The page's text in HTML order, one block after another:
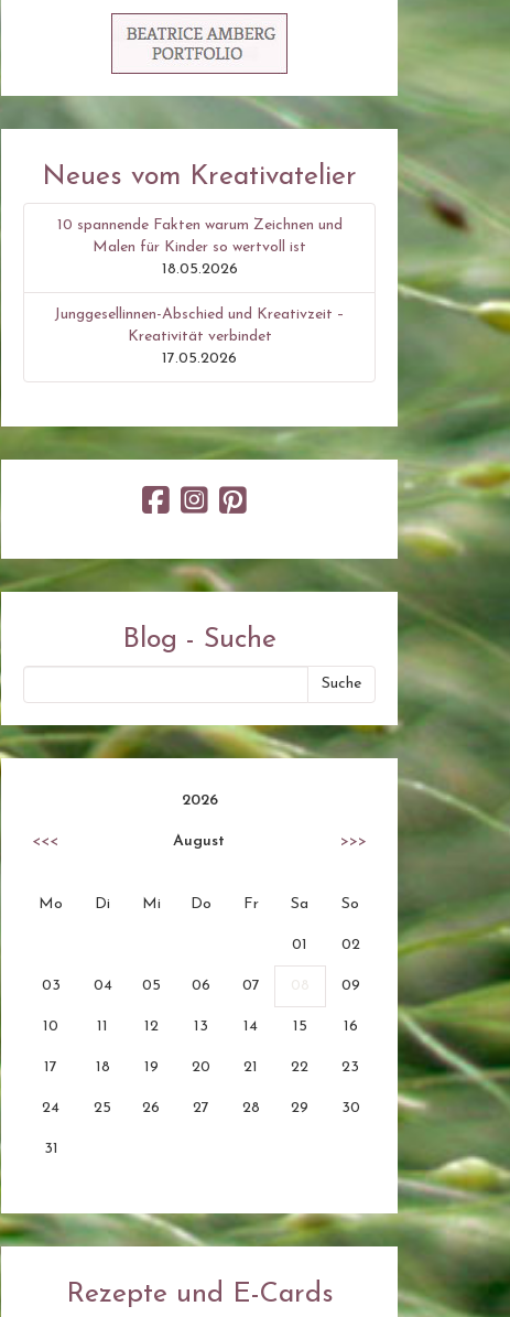
Neues vom Kreativatelier
10 spannende Fakten warum Zeichnen und
Malen für Kinder so wertvoll ist
18.05.2026
Junggesellinnen-Abschied und Kreativzeit –
Kreativität verbindet
17.05.2026
Blog - Suche
2026
<<< August >>>
Mo Di Mi Do Fr Sa So
01 02
03 04 05 06 07 08 09
10 11 12 13 14 15 16
17 18 19 20 21 22 23
24 25 26 27 28 29 30
31
Rezepte und E-Cards